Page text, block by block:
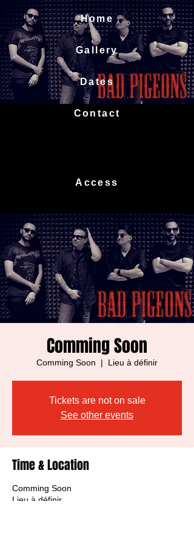
Home
Gallery
Dates
Contact
Access
Comming Soon
Comming Soon
  |
Lieu à définir
Tickets are not on sale
See other events
Time & Location
Comming Soon
Lieu à définir